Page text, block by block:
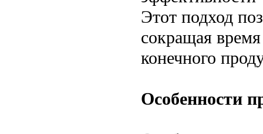
Этот подход
сокращая
конечного
Особенности